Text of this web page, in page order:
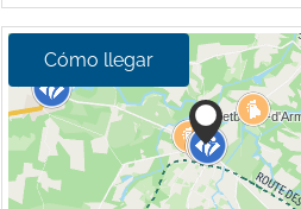
Cómo llegar